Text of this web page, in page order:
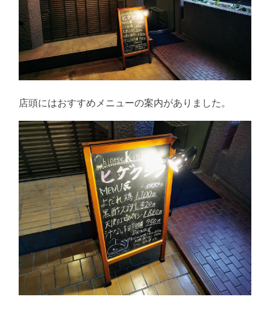
店頭にはおすすめメニューの案内がありました。